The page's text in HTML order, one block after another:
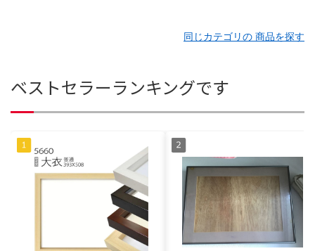
同じカテゴリの 商品を探す
ベストセラーランキングです